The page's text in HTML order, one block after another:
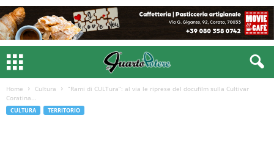
Home Cultura
“Rami di CULTura”: al via le riprese del docufilm sulla Cultivar
Coratina...
CULTURA TERRITORIO